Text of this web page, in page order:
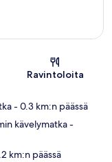
Ravintoloita
- 0.3 km:n päässä
kävelymatka-
km:n päässä